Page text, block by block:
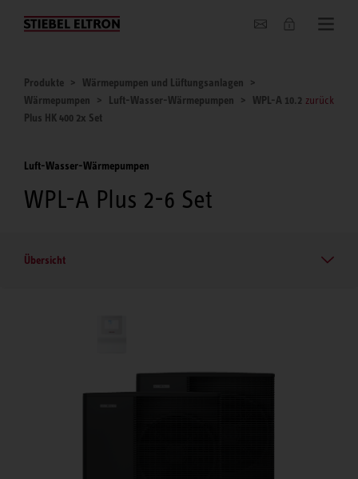
Unternehmen
Produkte
Wärmepumpen und Lüftungsanlagen
Wärmepumpen
Luft-Wasser-Wärmepumpen
WPL-A 10.2
Plus HK 400 2x Set
zurück
Luft-Wasser-Wärmepumpen
WPL-A Plus 2-6 Set
Übersicht